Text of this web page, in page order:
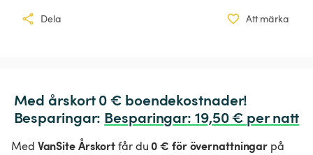
Dela Att märka
Med årskort 0 € boendekostnader!
Besparingar: Besparingar: 19,50 € per natt
Med VanSite Årskortfår du0 € för övernattningar på